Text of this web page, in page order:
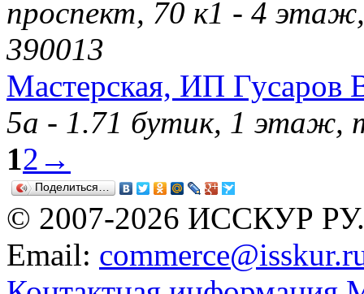
проспект, 70 к1 - 4
390013
Мастерская, ИП Гусаров
5а - 1.71 бутик, 1 этаж,
12 →
Поделиться…
© 2007-2026 ИССКУР РУ.
Email: